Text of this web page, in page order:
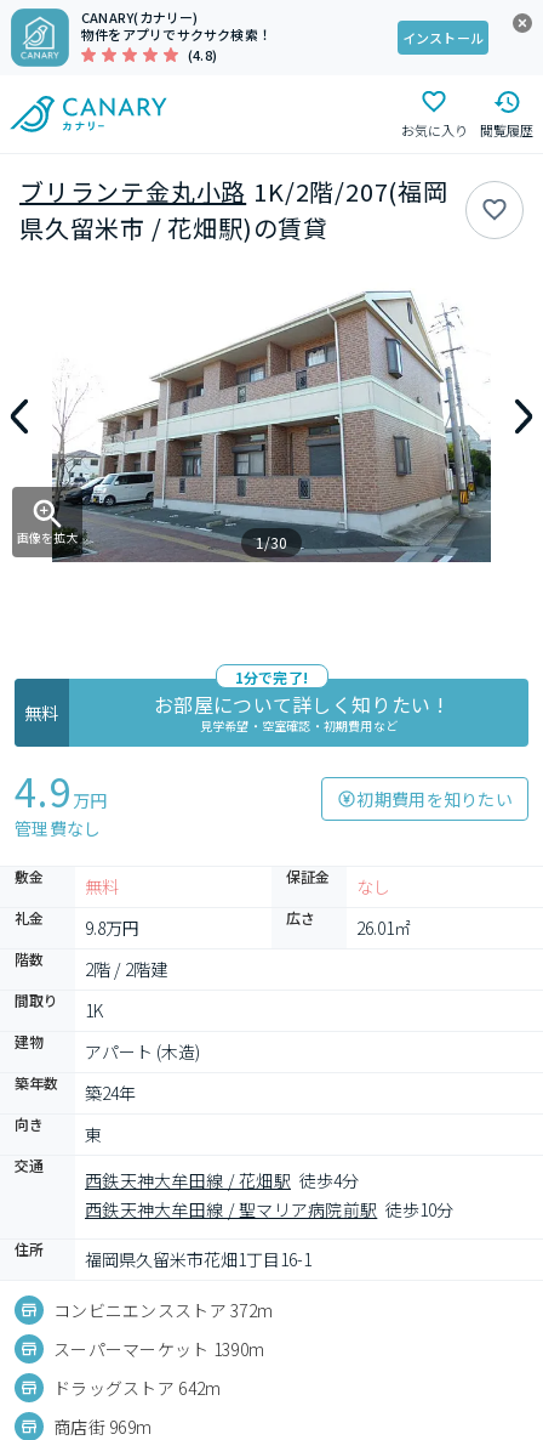
CANARY(カナリー)
物件をアプリでサクサク検索！
(4.8)
インストール
お気に入り 閲覧履歴
ブリランテ金丸小路 1K/2階/207(福岡
県久留米市 / 花畑駅)の賃貸
画像を拡大 1/30
1分で完了!
無料 お部屋について詳しく知りたい !
見学希望・空室確認・初期費用など
4.9 万円
管理費なし
初期費用を知りたい
敷金 無料 保証金 なし
礼金 9.8万円 広さ 26.01㎡
階数 2階 / 2階建
間取り 1K
建物 アパート (木造)
築年数 築24年
向き 東
交通
西鉄天神大牟田線 / 花畑駅 徒歩4分
西鉄天神大牟田線 / 聖マリア病院前駅 徒歩10分
住所 福岡県久留米市花畑1丁目16-1
コンビニエンスストア 372m
スーパーマーケット 1390m
ドラッグストア 642m
商店街 969m